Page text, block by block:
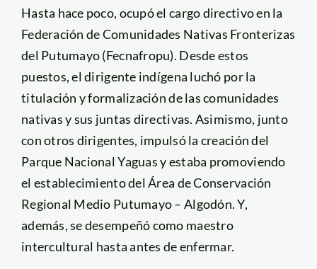
Hasta hace poco, ocupó el cargo directivo en la
Federación de Comunidades Nativas Fronterizas
del Putumayo (Fecnafropu). Desde estos
puestos, el dirigente indígena luchó por la
titulación y formalización de las comunidades
nativas y sus juntas directivas. Asimismo, junto
con otros dirigentes, impulsó la creación del
Parque Nacional Yaguas y estaba promoviendo
el establecimiento del Área de Conservación
Regional Medio Putumayo – Algodón. Y,
además, se desempeñó como maestro
intercultural hasta antes de enfermar.